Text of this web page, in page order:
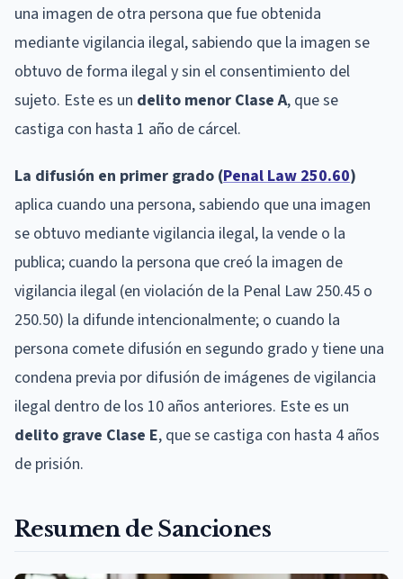
una imagen de otra persona que fue obtenida
mediante vigilancia ilegal, sabiendo que la imagen se
obtuvo de forma ilegal y sin el consentimiento del
sujeto. Este es un delito menor Clase A, que se
castiga con hasta 1 año de cárcel.
La difusión en primer grado (Penal Law 250.60)
aplica cuando una persona, sabiendo que una imagen
se obtuvo mediante vigilancia ilegal, la vende o la
publica; cuando la persona que creó la imagen de
vigilancia ilegal (en violación de la Penal Law 250.45 o
250.50) la difunde intencionalmente; o cuando la
persona comete difusión en segundo grado y tiene una
condena previa por difusión de imágenes de vigilancia
ilegal dentro de los 10 años anteriores. Este es un
delito grave Clase E, que se castiga con hasta 4 años
de prisión.
Resumen de Sanciones